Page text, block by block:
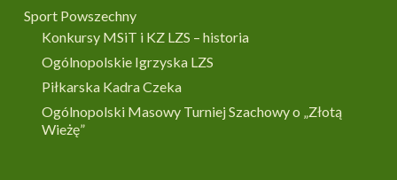
Sport Powszechny
Konkursy MSiT i KZ LZS – historia
Ogólnopolskie Igrzyska LZS
Piłkarska Kadra Czeka
Ogólnopolski Masowy Turniej Szachowy o „Złotą
Wieżę”